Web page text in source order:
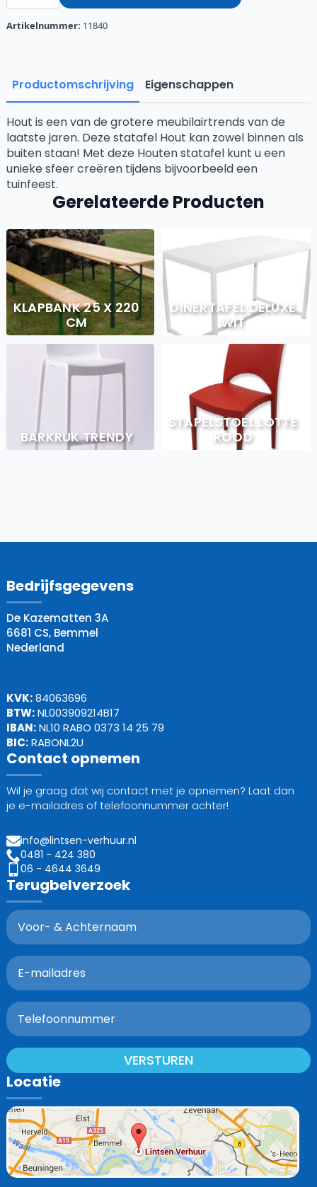
Artikelnummer: 11840
Productomschrijving Eigenschappen
Hout is een van de grotere meubilairtrends van de
laatste jaren. Deze statafel Hout kan zowel binnen als
buiten staan! Met deze Houten statafel kunt u een
unieke sfeer creëren tijdens bijvoorbeeld een
tuinfeest.
Gerelateerde Producten
KLAPBANK 25 X 220
CM
DINERTAFEL DELUXE
WIT
BARKRUK TRENDY
STAPELSTOEL LOTTE
ROOD
Bedrijfsgegevens
De Kazematten 3A
6681 CS, Bemmel
Nederland
KVK:84063696
BTW:NL003909214B17
IBAN:NL10 RABO 0373 14 25 79
BIC:RABONL2U
Contact opnemen
Wil je graag dat wij contact met je opnemen? Laat dan
je e-mailadres of telefoonnummer achter!
info@lintsen-verhuur.nl
0481 - 424 380
06 - 4644 3649
Terugbelverzoek
VERSTUREN
Locatie